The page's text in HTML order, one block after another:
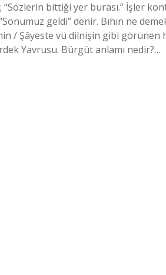
bittiği yer burası.” İşler
geldi” denir. Bıhın ne
/ Şâyeste vü dilnişin gibi görünen
Yavrusu. Bürgüt anlamı nedir?…